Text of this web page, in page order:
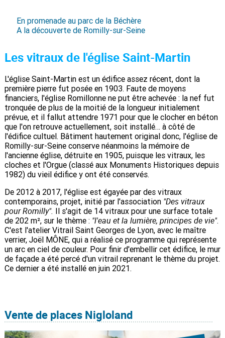
En promenade au parc de la Béchère
A la découverte de Romilly-sur-Seine
Les vitraux de l'église Saint-Martin
L'église Saint-Martin est un édifice assez récent, dont la
première pierre fut posée en 1903. Faute de moyens
financiers, l'église Romillonne ne put être achevée : la nef fut
tronquée de plus de la moitié de la longueur initialement
prévue, et il fallut attendre 1971 pour que le clocher en béton
que l'on retrouve actuellement, soit installé… à côté de
l'édifice cultuel. Bâtiment hautement original donc, l'église de
Romilly-sur-Seine conserve néanmoins la mémoire de
l'ancienne église, détruite en 1905, puisque les vitraux, les
cloches et l'Orgue (classé aux Monuments Historiques depuis
1982) du vieil édifice y ont été conservés.
De 2012 à 2017, l'église est égayée par des vitraux
contemporains, projet, initié par l'association"Des vitraux
pour Romilly". Il s'agit de 14 vitraux pour une surface totale
de 202 m², sur le thème : "l'eau et la lumière, principes de vie".
C'est l'atelier Vitrail Saint Georges de Lyon, avec le maître
verrier, JoëlMÔNE, qui a réalisé ce programme qui représente
un arc en ciel de couleur. Pour finir d'embellir cet édifice, le mur
de façade a été percé d'un vitrail reprenant le thème du projet.
Ce dernier a été installé en juin 2021.
Vente de places Nigloland